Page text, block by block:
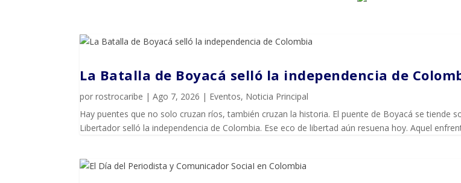
La Batalla de Boyacá selló la independencia de
por rostrocaribe | Ago 7, 2026 | Eventos, Noticia Principal
Hay puentes que no solo cruzan ríos, también cruzan la historia. El puente de Boyacá se tiende
Libertador selló la independencia de Colombia. Ese eco de libertad aún resuena hoy. Aquel